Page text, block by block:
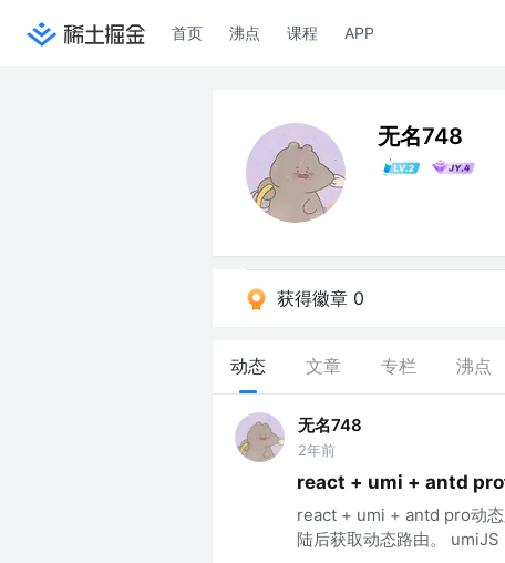
首页 沸点 课程 APP
无名748
获得徽章 0
动态 文章 专栏 沸点
无名748
2年前
react + umi + antd pro
react + umi + antd pro动
陆后获取动态路由。